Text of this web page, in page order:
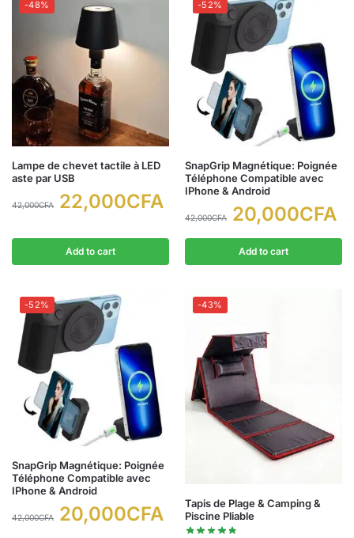
-48%
Lampe de chevet tactile à LED
aste par USB
42,000CFA 22,000CFA
Add to cart
-52%
SnapGrip Magnétique: Poignée
Téléphone Compatible avec
IPhone & Android
42,000CFA 20,000CFA
Add to cart
-52%
SnapGrip Magnétique: Poignée
Téléphone Compatible avec
IPhone & Android
42,000CFA 20,000CFA
-43%
Tapis de Plage & Camping &
Piscine Pliable